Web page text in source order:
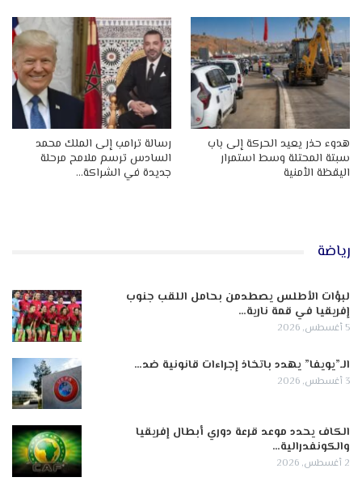
هدوء حذر يعيد الحركة إلى باب
سبتة المحتلة وسط استمرار
اليقظة الأمنية
رسالة ترامب إلى الملك محمد
السادس ترسم ملامح مرحلة
جديدة في الشراكة…
رياضة
لبؤات الأطلس يصطدمن بحامل اللقب جنوب
إفريقيا في قمة نارية…
5 أغسطس, 2026
الـ”يويفا” يهدد باتخاذ إجراءات قانونية ضد…
3 أغسطس, 2026
الكاف يحدد موعد قرعة دوري أبطال إفريقيا
والكونفدرالية…
2 أغسطس, 2026